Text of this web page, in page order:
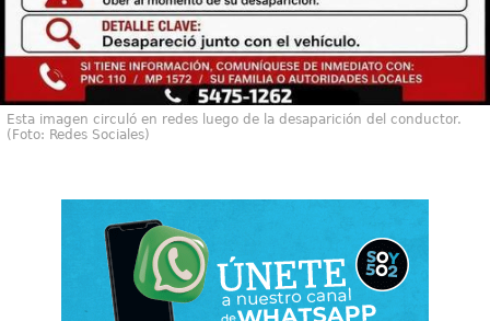
Esta imagen circuló en redes luego de la desaparición del conductor.
(Foto: Redes Sociales)